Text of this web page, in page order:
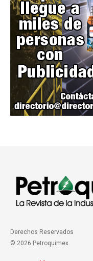
Derechos Reservados
© 2026 Petroquimex.